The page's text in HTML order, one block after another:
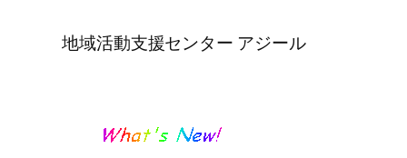
地域活動支援センター アジール